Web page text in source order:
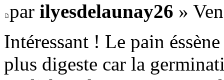
par ilyesdelaunay26 »
Intéressant ! Le pain
plus digeste car la